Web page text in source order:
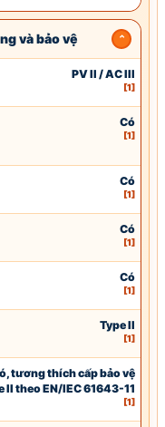
và bảo vệ
PV II / AC III
[1]
Có
[1]
Có
[1]
Có
[1]
Có
[1]
Type II
[1]
tương thích cấp bảo vệ
II theoEN/IEC61643-11
[1]